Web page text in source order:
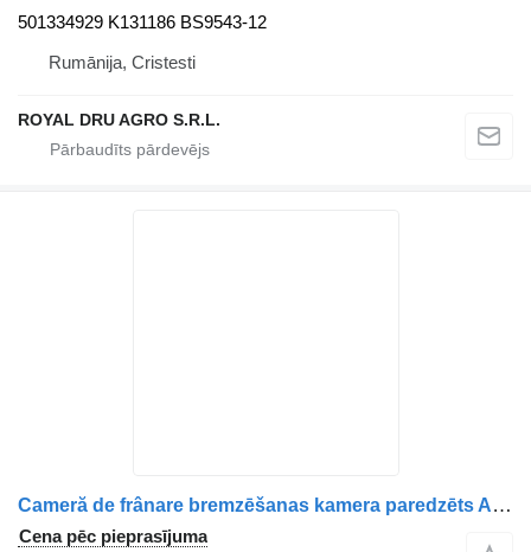
501334929 K131186 BS9543-12
Rumānija, Cristesti
ROYAL DRU AGRO S.R.L.
Cameră de frânare bremzēšanas kamera paredzēts AXA motrică Scania 14430 7519 kravas automašīnas
Cena pēc pieprasījuma